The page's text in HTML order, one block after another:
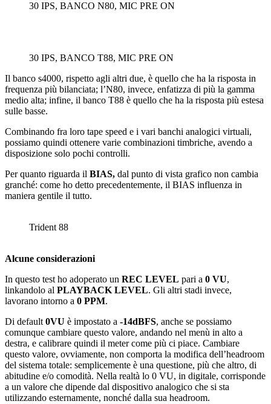
30 IPS, BANCO N80, MIC PRE ON
30 IPS, BANCO T88, MIC PRE ON
Il banco s4000, rispetto agli altri due, è quello che ha la risposta in
frequenza più bilanciata; l’N80, invece, enfatizza di più la gamma
medio alta; infine, il banco T88 è quello che ha la risposta più estesa
sulle basse.
Combinando fra loro tape speed e i vari banchi analogici virtuali,
possiamo quindi ottenere varie combinazioni timbriche, avendo a
disposizione solo pochi controlli.
Per quanto riguarda il BIAS, dal punto di vista grafico non cambia
granché: come ho detto precedentemente, il BIAS influenza in
maniera gentile il tutto.
Trident 88
Alcune considerazioni
In questo test ho adoperato un REC LEVEL pari a 0 VU,
linkandolo al PLAYBACK LEVEL. Gli altri stadi invece,
lavorano intorno a 0 PPM.
Di default 0VU è impostato a -14dBFS, anche se possiamo
comunque cambiare questo valore, andando nel menù in alto a
destra, e calibrare quindi il meter come più ci piace. Cambiare
questo valore, ovviamente, non comporta la modifica dell’headroom
del sistema totale: semplicemente è una questione, più che altro, di
abitudine e/o comodità. Nella realtà lo 0 VU, in digitale, corrisponde
a un valore che dipende dal dispositivo analogico che si sta
utilizzando esternamente, nonché dalla sua headroom.